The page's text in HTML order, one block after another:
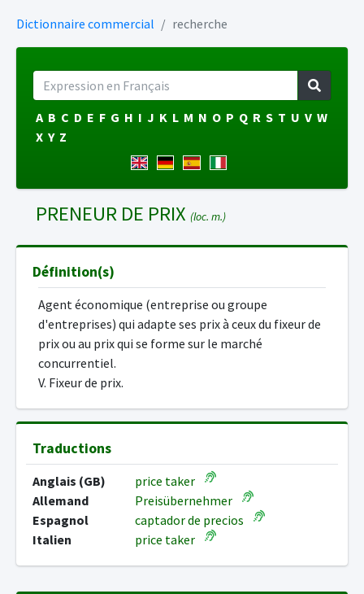
Dictionnaire commercial recherche
A B C D E F G H I J K L M N O P Q R S T U V W
X Y Z
PRENEUR DE PRIX (loc. m.)
Définition(s)
Agent économique (entreprise ou groupe
d'entreprises) qui adapte ses prix à ceux du fixeur de
prix ou au prix qui se forme sur le marché
concurrentiel.
V. Fixeur de prix.
Traductions
Anglais (GB)
price taker
Allemand
Preisübernehmer
Espagnol
captador de precios
Italien
price taker